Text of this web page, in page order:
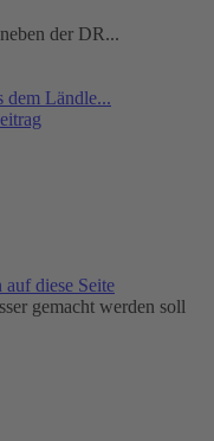
der DR...
dem Ländle...
diese Seite
gemacht werden soll